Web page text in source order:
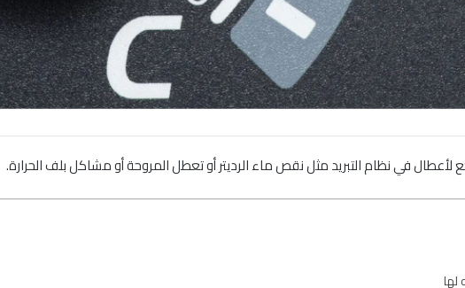
في نظام التبريد مثل نقص ماء الرديتر أو تعطل المروحة أو مشاكل بلف الحرارة.
لها